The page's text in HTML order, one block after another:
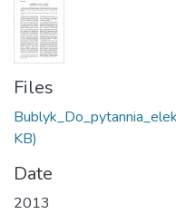
Files
KB)
Date
2013